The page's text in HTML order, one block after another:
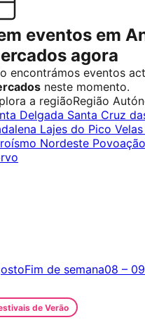
eventos em
agora
encontrámos eventos
neste momento.
a regiãoRegião
Delgada Santa Cruz
Lajes do Pico Velas
Nordeste Povoação
Fim de semana08 –
de Verão